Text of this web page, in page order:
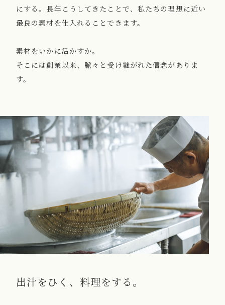
にする。長年こうしてきたことで、私たちの理想に近い
最良の素材を仕入れることできます。
素材をいかに活かすか。
そこには創業以来、脈々と受け継がれた信念がありま
す。
出汁をひく、料理をする。